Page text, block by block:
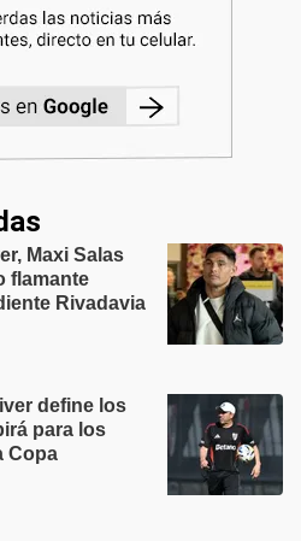
Maxi Salas
flamante
Rivadavia
define los
para los
Copa